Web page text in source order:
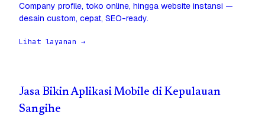
Company profile, toko online, hingga website instansi —
desain custom, cepat, SEO-ready.
Lihat layanan →
Jasa Bikin Aplikasi Mobile di Kepulauan
Sangihe